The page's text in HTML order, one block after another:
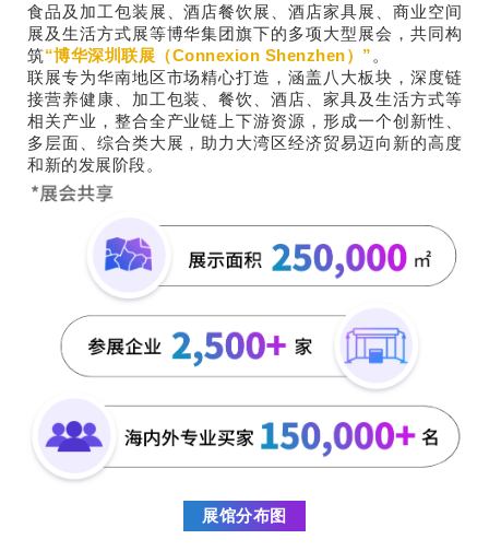
食品及加工包装展、酒店餐饮展、酒店家具展、商业空间
展及生活方式展等博华集团旗下的多项大型展会，共同构
筑“博华深圳联展（Connexion Shenzhen）” 。
联展专为华南地区市场精心打造，涵盖八大板块，深度链
接营养健康、加工包装、餐饮、酒店、家具及生活方式等
相关产业，整合全产业链上下游资源，形成一个创新性、
多层面、综合类大展，助力大湾区经济贸易迈向新的高度
和新的发展阶段。
展馆分布图